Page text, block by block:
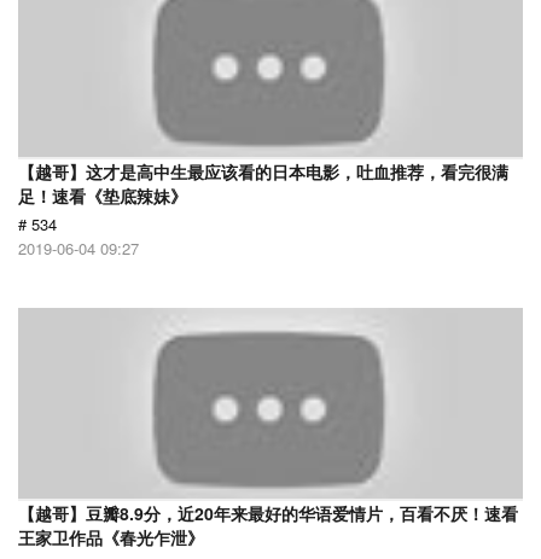
【越哥】这才是高中生最应该看的日本电影，吐血推荐，看完很满
足！速看《垫底辣妹》
# 534
2019-06-04 09:27
【越哥】豆瓣8.9分，近20年来最好的华语爱情片，百看不厌！速看
王家卫作品《春光乍泄》